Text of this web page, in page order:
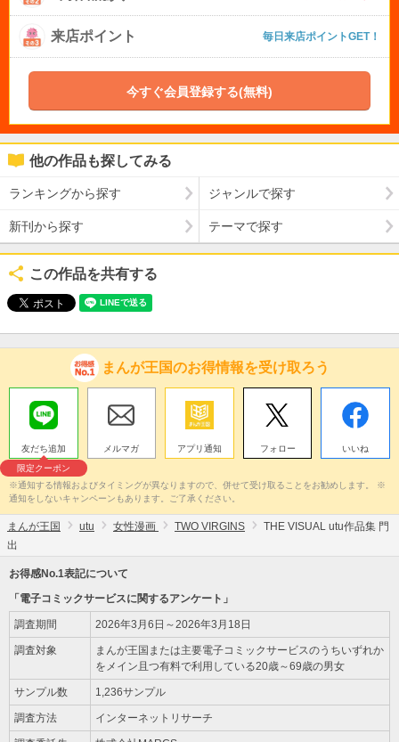
来店ポイント 毎日来店ポイントGET！
今すぐ会員登録する(無料)
他の作品も探してみる
ランキングから探す ジャンルで探す
新刊から探す テーマで探す
この作品を共有する
まんが王国のお得情報を受け取ろう
友だち追加
限定クーポン
メルマガ アプリ通知 フォロー いいね
※通知する情報およびタイミングが異なりますので、併せて受け取ることをお勧めします。 ※
通知をしないキャンペーンもあります。ご了承ください。
まんが王国 utu 女性漫画 TWO VIRGINS
THE VISUAL utu作品集 門
出
お得感No.1表記について
「電子コミックサービスに関するアンケート」
調査期間 2026年3月6日～2026年3月18日
調査対象
まんが王国または主要電子コミックサービスのうちいずれか
をメイン且つ有料で利用している20歳～69歳の男女
サンプル数 1,236サンプル
調査方法 インターネットリサーチ